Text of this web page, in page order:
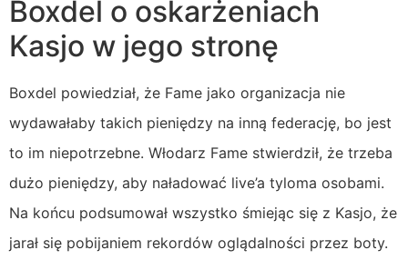
Boxdel o oskarżeniach
Kasjo w jego stronę
Boxdel powiedział, że Fame jako organizacja nie
wydawałaby takich pieniędzy na inną federację, bo jest
to im niepotrzebne. Włodarz Fame stwierdził, że trzeba
dużo pieniędzy, aby naładować live’a tyloma osobami.
Na końcu podsumował wszystko śmiejąc się z Kasjo, że
jarał się pobijaniem rekordów oglądalności przez boty.